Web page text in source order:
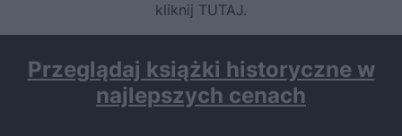
kliknij TUTAJ.
Przeglądaj książki historyczne w
najlepszych cenach